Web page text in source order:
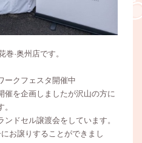
·奥州店です。
ークフェスタ開催中
催を企画しましたが沢山の方に
ドセル譲渡会をしています。
お譲りすることができまし